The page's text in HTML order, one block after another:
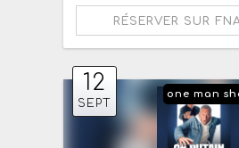
RÉSERVER SUR
12
SEPT
one man